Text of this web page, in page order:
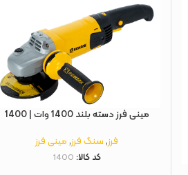
مینی فرز دسته بلند 1400 وات | 1400
فرز,سنگ فرز,مینی فرز
کد کالا: 1400